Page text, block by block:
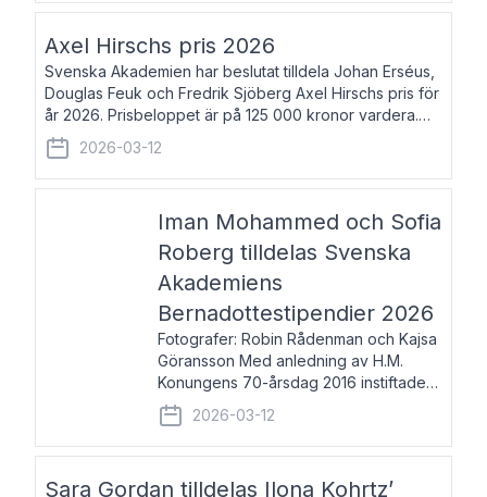
Axel Hirschs pris 2026
Svenska Akademien har beslutat tilldela Johan Erséus,
Douglas Feuk och Fredrik Sjöberg Axel Hirschs pris för
år 2026. Prisbeloppet är på 125 000 kronor vardera.
Johan Erséus, född 1959, är fackboksförfattare och
journalist med mångårigt för
2026-03-12
Iman Mohammed och Sofia
Roberg tilldelas Svenska
Akademiens
Bernadottestipendier 2026
Fotografer: Robin Rådenman och Kajsa
Göransson Med anledning av H.M.
Konungens 70-årsdag 2016 instiftade
fem av de kungliga akademierna det så
kallade Bernadotteprogrammet med
syfte att genom stipendier erbjuda stöd
2026-03-12
Sara Gordan tilldelas Ilona Kohrtz’